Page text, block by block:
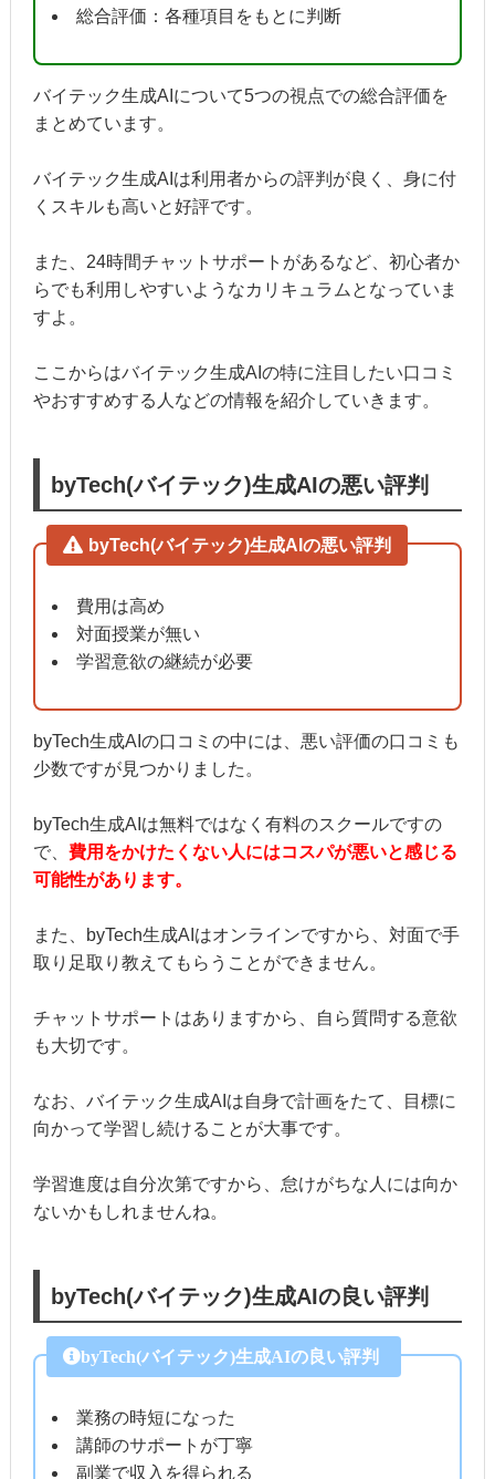
総合評価：各種項目をもとに判断
バイテック生成AIについて5つの視点での総合評価を
まとめています。
バイテック生成AIは利用者からの評判が良く、身に付
くスキルも高いと好評です。
また、24時間チャットサポートがあるなど、初心者か
らでも利用しやすいようなカリキュラムとなっていま
すよ。
ここからはバイテック生成AIの特に注目したい口コミ
やおすすめする人などの情報を紹介していきます。
byTech(バイテック)生成AIの悪い評判
byTech(バイテック)生成AIの悪い評判
費用は高め
対面授業が無い
学習意欲の継続が必要
byTech生成AIの口コミの中には、悪い評価の口コミも
少数ですが見つかりました。
byTech生成AIは無料ではなく有料のスクールですの
で、 費用をかけたくない人にはコスパが悪いと感じる
可能性があります。
また、byTech生成AIはオンラインですから、対面で手
取り足取り教えてもらうことができません。
チャットサポートはありますから、自ら質問する意欲
も大切です。
なお、バイテック生成AIは自身で計画をたて、目標に
向かって学習し続けることが大事です。
学習進度は自分次第ですから、怠けがちな人には向か
ないかもしれませんね。
byTech(バイテック)生成AIの良い評判
byTech(バイテック)生成AIの良い評判
業務の時短になった
講師のサポートが丁寧
副業で収入を得られる